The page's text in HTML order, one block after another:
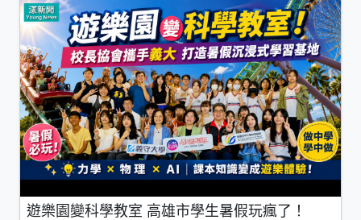
遊樂園變科學教室 高雄市學生暑假玩瘋了！